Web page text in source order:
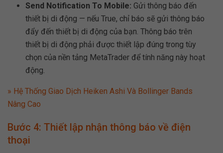
Send Notification To Mobile: Gửi thông báo đến
thiết bị di động — nếu True, chỉ báo sẽ gửi thông báo
đẩy đến thiết bị di động của bạn. Thông báo trên
thiết bị di động phải được thiết lập đúng trong tùy
chọn của nền tảng MetaTrader để tính năng này hoạt
động.
» Hệ Thống Giao Dịch Heiken Ashi Và Bollinger Bands
Nâng Cao
Bước 4: Thiết lập nhận thông báo về điện
thoại